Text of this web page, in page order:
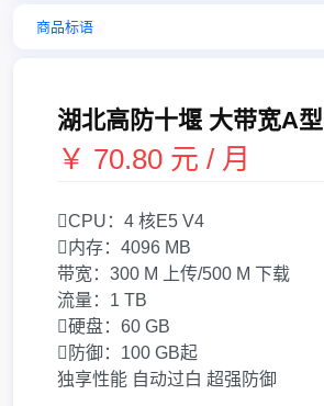
商品标语
湖北高防十堰 大带宽A型
￥ 70.80 元 / 月
CPU： 4 核E5 V4
内存： 4096 MB
带宽： 300 M 上传/500 M 下载
流量： 1 TB
硬盘： 60 GB
防御： 100 GB起
独享性能 自动过白 超强防御